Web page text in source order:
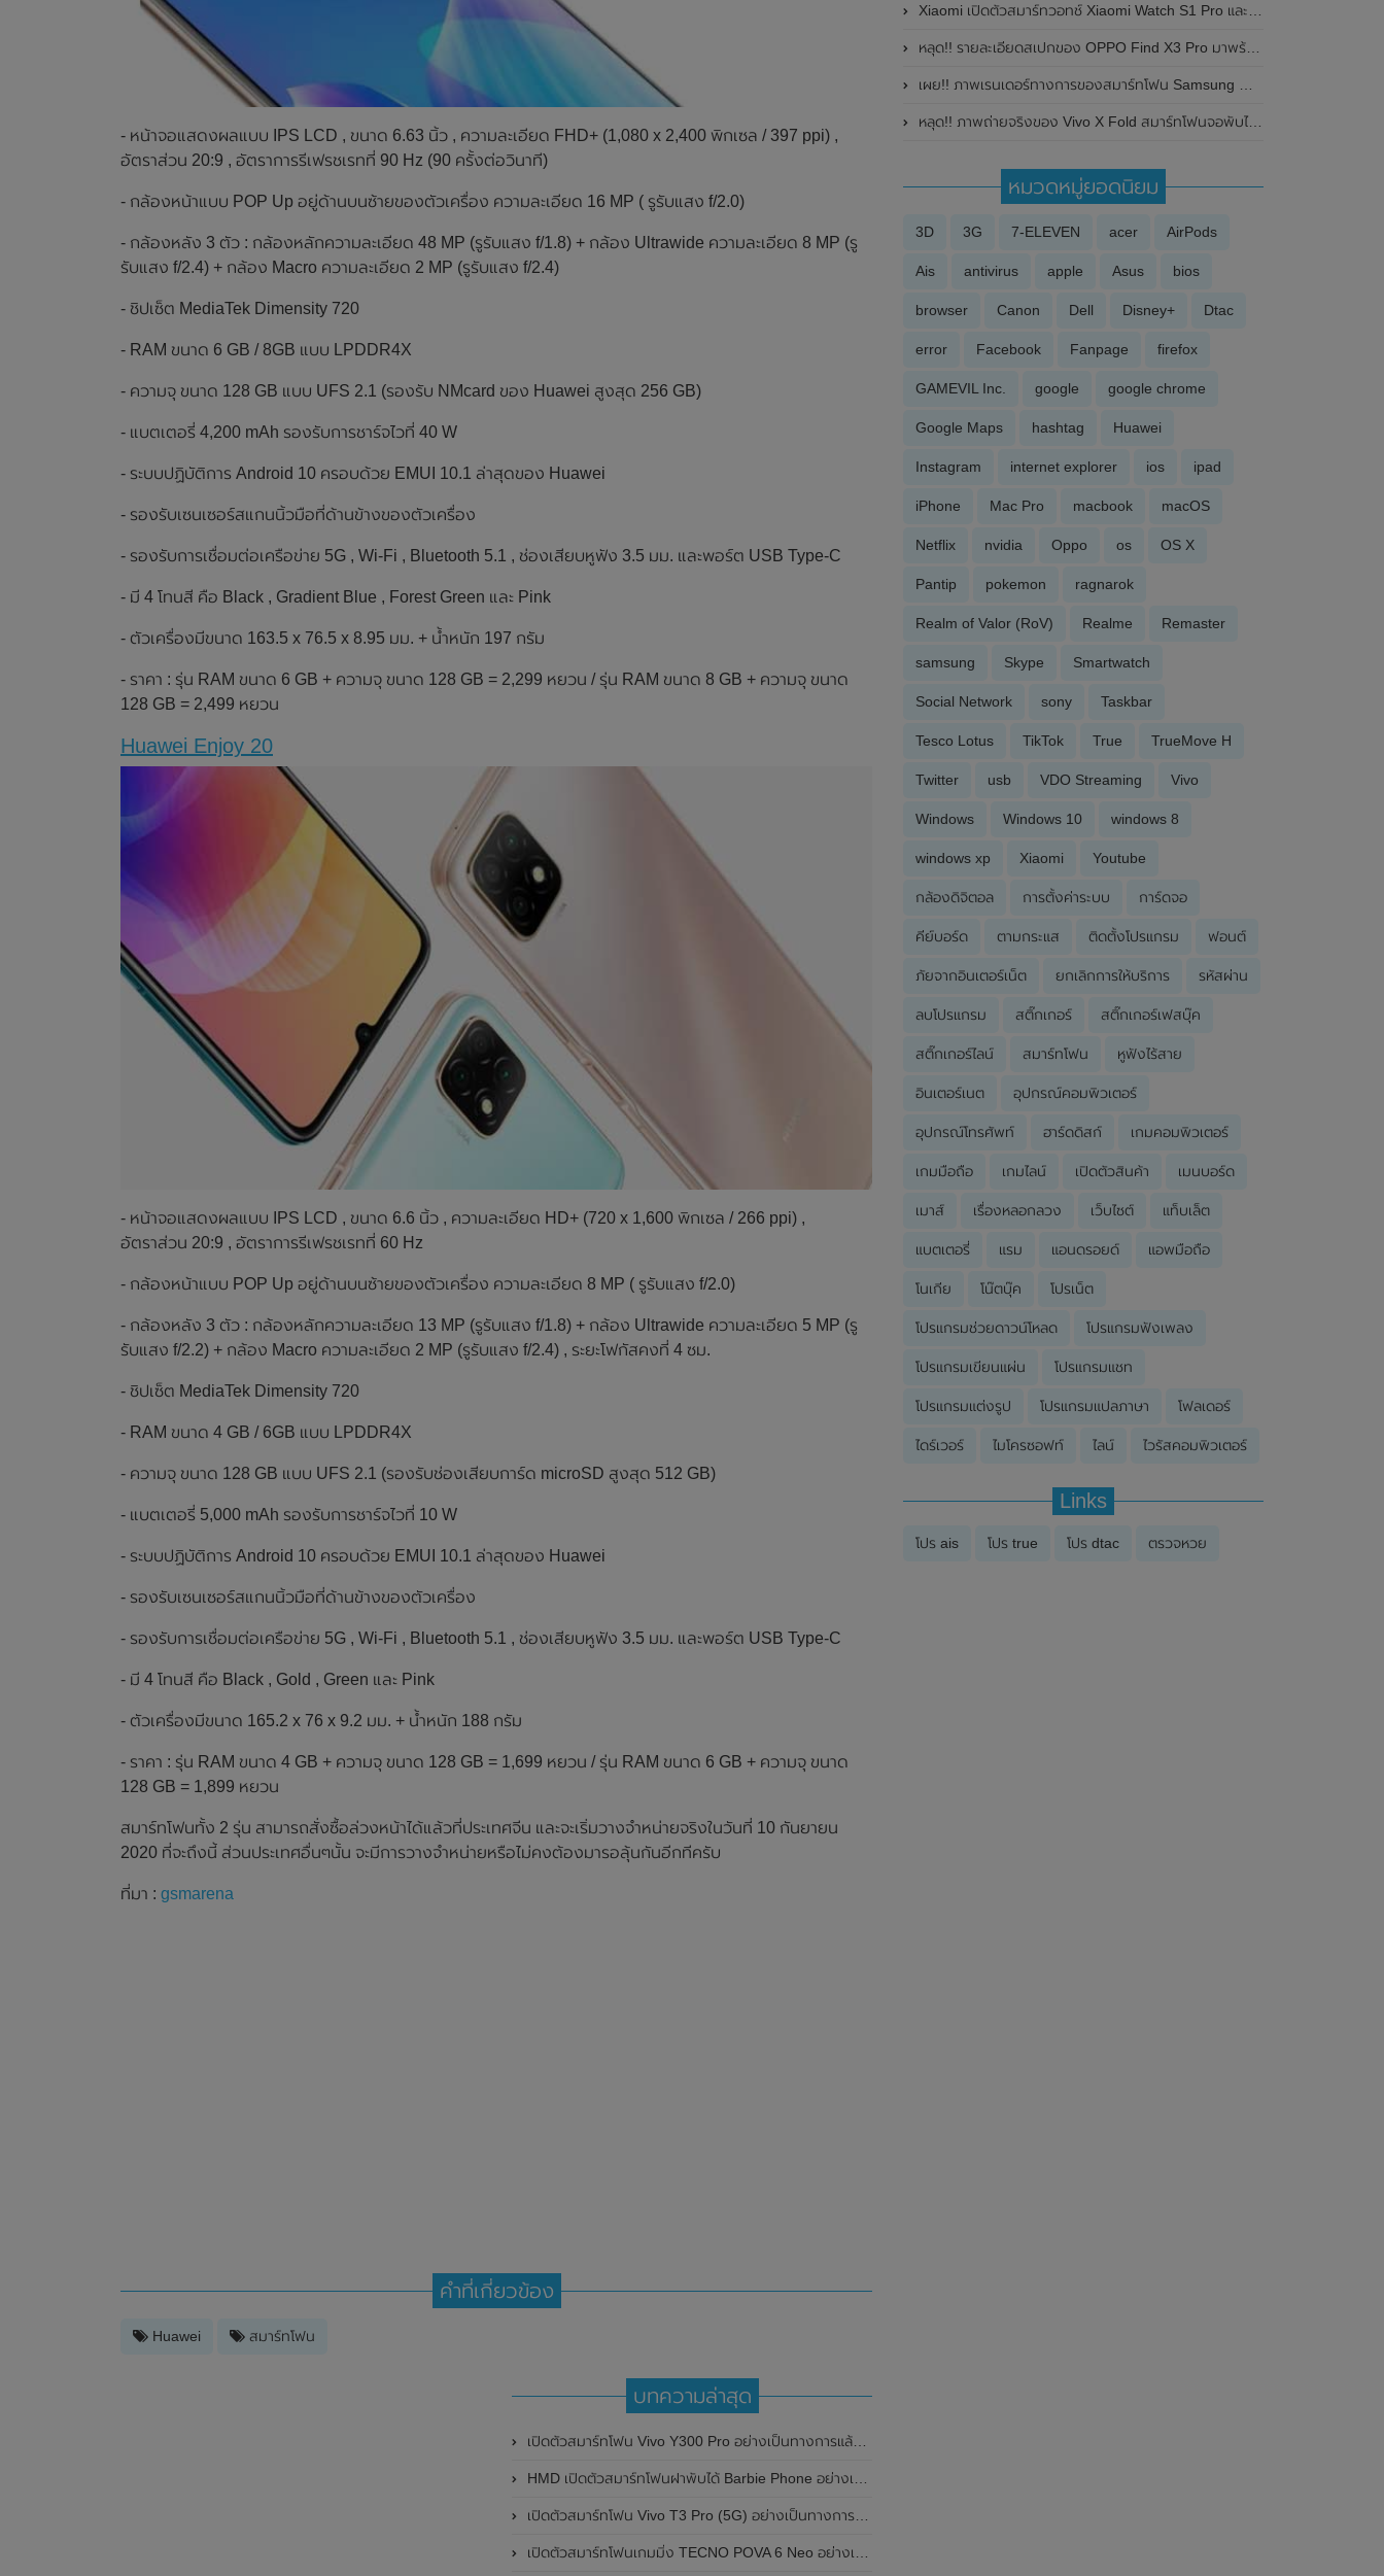
- หน้าจอแสดงผลแบบ IPS LCD , ขนาด 6.63 นิ้ว , ความละเอียด FHD+ (1,080 x 2,400 พิกเซล / 397 ppi) ,
อัตราส่วน 20:9 , อัตราการรีเฟรชเรทที่ 90 Hz (90 ครั้งต่อวินาที)
- กล้องหน้าแบบ POP Up อยู่ด้านบนซ้ายของตัวเครื่อง ความละเอียด 16 MP ( รูรับแสง f/2.0)
- กล้องหลัง 3 ตัว : กล้องหลักความละเอียด 48 MP (รูรับแสง f/1.8) + กล้อง Ultrawide ความละเอียด 8 MP (รู
รับแสง f/2.4) + กล้อง Macro ความละเอียด 2 MP (รูรับแสง f/2.4)
- ชิปเซ็ต MediaTek Dimensity 720
- RAM ขนาด 6 GB / 8GB แบบ LPDDR4X
- ความจุ ขนาด 128 GB แบบ UFS 2.1 (รองรับ NMcard ของ Huawei สูงสุด 256 GB)
- แบตเตอรี่ 4,200 mAh รองรับการชาร์จไวที่ 40 W
- ระบบปฏิบัติการ Android 10 ครอบด้วย EMUI 10.1 ล่าสุดของ Huawei
- รองรับเซนเซอร์สแกนนิ้วมือที่ด้านข้างของตัวเครื่อง
- รองรับการเชื่อมต่อเครือข่าย 5G , Wi-Fi , Bluetooth 5.1 , ช่องเสียบหูฟัง 3.5 มม. และพอร์ต USB Type-C
- มี 4 โทนสี คือ Black , Gradient Blue , Forest Green และ Pink
- ตัวเครื่องมีขนาด 163.5 x 76.5 x 8.95 มม. + น้ำหนัก 197 กรัม
- ราคา : รุ่น RAM ขนาด 6 GB + ความจุ ขนาด 128 GB = 2,299 หยวน / รุ่น RAM ขนาด 8 GB + ความจุ ขนาด
128 GB = 2,499 หยวน
Huawei Enjoy 20
- หน้าจอแสดงผลแบบ IPS LCD , ขนาด 6.6 นิ้ว , ความละเอียด HD+ (720 x 1,600 พิกเซล / 266 ppi) ,
อัตราส่วน 20:9 , อัตราการรีเฟรชเรทที่ 60 Hz
- กล้องหน้าแบบ POP Up อยู่ด้านบนซ้ายของตัวเครื่อง ความละเอียด 8 MP ( รูรับแสง f/2.0)
- กล้องหลัง 3 ตัว : กล้องหลักความละเอียด 13 MP (รูรับแสง f/1.8) + กล้อง Ultrawide ความละเอียด 5 MP (รู
รับแสง f/2.2) + กล้อง Macro ความละเอียด 2 MP (รูรับแสง f/2.4) , ระยะโฟกัสคงที่ 4 ซม.
- ชิปเซ็ต MediaTek Dimensity 720
- RAM ขนาด 4 GB / 6GB แบบ LPDDR4X
- ความจุ ขนาด 128 GB แบบ UFS 2.1 (รองรับช่องเสียบการ์ด microSD สูงสุด 512 GB)
- แบตเตอรี่ 5,000 mAh รองรับการชาร์จไวที่ 10 W
- ระบบปฏิบัติการ Android 10 ครอบด้วย EMUI 10.1 ล่าสุดของ Huawei
- รองรับเซนเซอร์สแกนนิ้วมือที่ด้านข้างของตัวเครื่อง
- รองรับการเชื่อมต่อเครือข่าย 5G , Wi-Fi , Bluetooth 5.1 , ช่องเสียบหูฟัง 3.5 มม. และพอร์ต USB Type-C
- มี 4 โทนสี คือ Black , Gold , Green และ Pink
- ตัวเครื่องมีขนาด 165.2 x 76 x 9.2 มม. + น้ำหนัก 188 กรัม
- ราคา : รุ่น RAM ขนาด 4 GB + ความจุ ขนาด 128 GB = 1,699 หยวน / รุ่น RAM ขนาด 6 GB + ความจุ ขนาด
128 GB = 1,899 หยวน
สมาร์ทโฟนทั้ง 2 รุ่น สามารถสั่งซื้อล่วงหน้าได้แล้วที่ประเทศจีน และจะเริ่มวางจำหน่ายจริงในวันที่ 10 กันยายน
2020 ที่จะถึงนี้ ส่วนประเทศอื่นๆนั้น จะมีการวางจำหน่ายหรือไม่คงต้องมารอลุ้นกันอีกทีครับ
ที่มา : gsmarena
คำที่เกี่ยวข้อง
Huawei สมาร์ทโฟน
บทความล่าสุด
เปิดตัวสมาร์ทโฟน Vivo Y300 Pro อย่างเป็นทางการแล้วในประเทศจีน มาพร้อมดีไซน์พรีเมี่ยม ทนทาน และแบตเตอรี่สุดอึดขนาดใหญ่ 6,500mAh พร้อมรองรับการชาร์จไว 80W
HMD เปิดตัวสมาร์ทโฟนฝาพับได้ Barbie Phone อย่างเป็นทางการแล้ว มาพร้อมธีมสีชมพูสดใส
เปิดตัวสมาร์ทโฟน Vivo T3 Pro (5G) อย่างเป็นทางการแล้วในประเทศอินเดีย
เปิดตัวสมาร์ทโฟนเกมมิ่ง TECNO POVA 6 Neo อย่างเป็นทางการแล้วในประเทศไทย ในราคา 8,499 บาท
Xiaomi เปิดตัวสมาร์ทวอทช์ Xiaomi Watch S1 Pro และหูฟังไร้สาย Xiaomi Buds 4 Pro ในประเทศจีน
หลุด!! รายละเอียดสเปกของ OPPO Find X3 Pro มาพร้อมชิปเซ็ต Snapdragon 888 , หน้าจอ 120Hz , กล้องหลัง 4 ตัว ความละเอียดสูงถึง 50MP
เผย!! ภาพเรนเดอร์ทางการของสมาร์ทโฟน Samsung Galaxy A52 (5G) พร้อมรายละเอียดสเปกบางส่วน
หลุด!! ภาพถ่ายจริงของ Vivo X Fold สมาร์ทโฟนจอพับได้รุ่นแรกของค่าย โชว์ดีไซน์หน้าจอให้เห็นกันแบบชัดๆ
หมวดหมู่ยอดนิยม
3D 3G 7-ELEVEN acer AirPods
Ais antivirus apple Asus bios
browser Canon Dell Disney+ Dtac
error Facebook Fanpage firefox
GAMEVIL Inc. google google chrome
Google Maps hashtag Huawei
Instagram internet explorer ios ipad
iPhone Mac Pro macbook macOS
Netflix nvidia Oppo os OS X
Pantip pokemon ragnarok
Realm of Valor (RoV) Realme Remaster
samsung Skype Smartwatch
Social Network sony Taskbar
Tesco Lotus TikTok True TrueMove H
Twitter usb VDO Streaming Vivo
Windows Windows 10 windows 8
windows xp Xiaomi Youtube
กล้องดิจิตอล การตั้งค่าระบบ การ์ดจอ
คีย์บอร์ด ตามกระแส ติดตั้งโปรแกรม ฟอนต์
ภัยจากอินเตอร์เน็ต ยกเลิกการให้บริการ รหัสผ่าน
ลบโปรแกรม สติ๊กเกอร์ สติ๊กเกอร์เฟสบุ๊ค
สติ๊กเกอร์ไลน์ สมาร์ทโฟน หูฟังไร้สาย
อินเตอร์เนต อุปกรณ์คอมพิวเตอร์
อุปกรณ์โทรศัพท์ ฮาร์ดดิสก์ เกมคอมพิวเตอร์
เกมมือถือ เกมไลน์ เปิดตัวสินค้า เมนบอร์ด
เมาส์ เรื่องหลอกลวง เว็บไซต์ แท็บเล็ต
แบตเตอรี่ แรม แอนดรอยด์ แอพมือถือ
โนเกีย โน๊ตบุ๊ค โปรเน็ต
โปรแกรมช่วยดาวน์โหลด โปรแกรมฟังเพลง
โปรแกรมเขียนแผ่น โปรแกรมแชท
โปรแกรมแต่งรูป โปรแกรมแปลภาษา โฟลเดอร์
ไดร์เวอร์ ไมโครซอฟท์ ไลน์ ไวรัสคอมพิวเตอร์
Links
โปร ais โปร true โปร dtac ตรวจหวย